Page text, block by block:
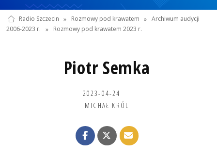
Radio Szczecin » Rozmowy pod krawatem » Archiwum audycji
2006-2023 r.
» Rozmowy pod krawatem 2023 r.
Piotr Semka
2023-04-24
MICHAŁ KRÓL